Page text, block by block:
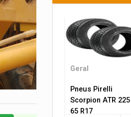
Geral
Pneus Pirelli
Scorpion ATR 225
65 R17